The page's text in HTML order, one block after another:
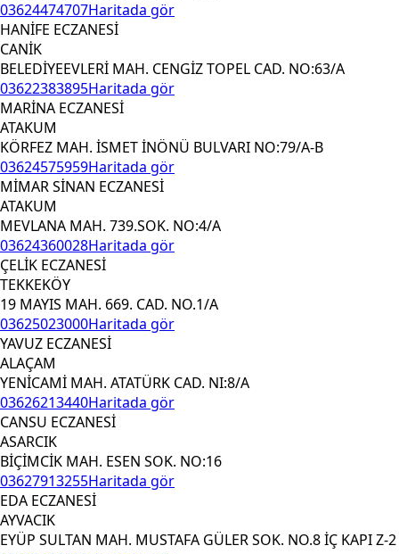
03624474707Haritada gör
HANİFE ECZANESİ
CANİK
BELEDİYEEVLERİ MAH. CENGİZ TOPEL CAD. NO:63/A
03622383895Haritada gör
MARİNA ECZANESİ
ATAKUM
KÖRFEZ MAH. İSMET İNÖNÜ BULVARI NO:79/A-B
03624575959Haritada gör
MİMAR SİNAN ECZANESİ
ATAKUM
MEVLANA MAH. 739.SOK. NO:4/A
03624360028Haritada gör
ÇELİK ECZANESİ
TEKKEKÖY
19 MAYIS MAH. 669. CAD. NO.1/A
03625023000Haritada gör
YAVUZ ECZANESİ
ALAÇAM
YENİCAMİ MAH. ATATÜRK CAD. NI:8/A
03626213440Haritada gör
CANSU ECZANESİ
ASARCIK
BİÇİMCİK MAH. ESEN SOK. NO:16
03627913255Haritada gör
EDA ECZANESİ
AYVACIK
EYÜP SULTAN MAH. MUSTAFA GÜLER SOK. NO.8 İÇ KAPI Z-2